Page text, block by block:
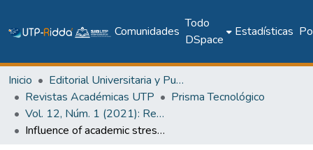
Comunidades
Todo
DSpace
Estadísticas
Inicio
Editorial Universitaria y Publicaciones Seriadas
Revistas Académicas UTP
Prisma Tecnológico
Vol. 12, Núm. 1 (2021): Revista Prisma Tecnológico
Influence of academic stressors on the stress levels of the students of the School of Industrial Engineering belonging to the Technological University of Panama